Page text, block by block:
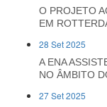
O PROJETO
EM
28 Set 2025
A ENA
NO ÂMBITO
27 Set 2025